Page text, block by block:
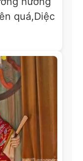
quá,Diệc